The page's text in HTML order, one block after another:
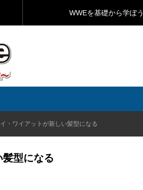
WWEを基礎から学ぼう
・ワイアットが新しい髪型になる
型になる